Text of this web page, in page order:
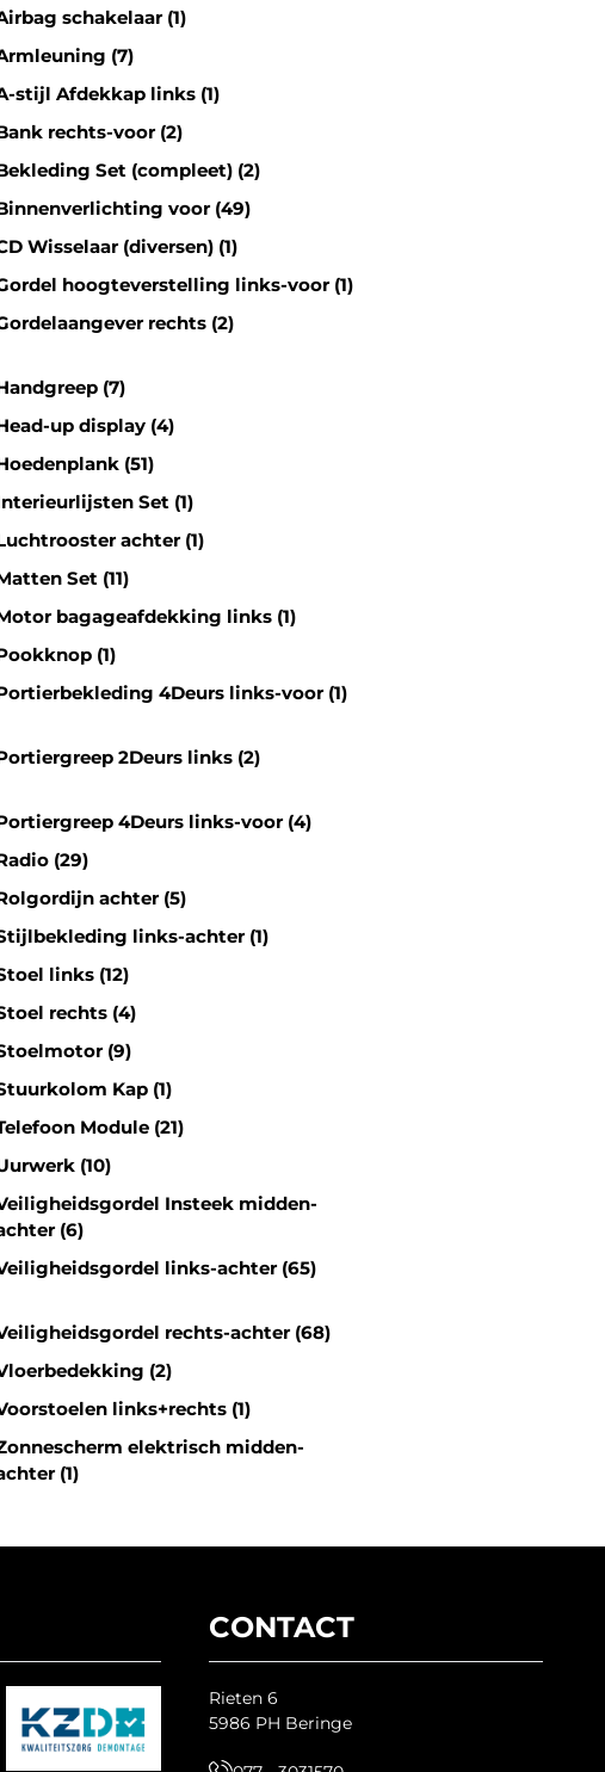
schakelaar (1)
(7)
stijl Afdekkap links (1)
rechts-voor (2)
Set (compleet) (2)
voor (49)
Wisselaar (diversen) (1)
hoogteverstelling links-voor (1)
rechts (2)
(7)
up display (4)
(51)
Set (1)
achter (1)
Set (11)
bagageafdekking links (1)
(1)
4Deurs links-voor (1)
2Deurs links (2)
4Deurs links-voor (4)
(29)
achter (5)
links-achter (1)
links (12)
rechts (4)
(9)
Kap (1)
Module (21)
(10)
Insteek midden-
(6)
links-achter (65)
rechts-achter (68)
(2)
links+rechts (1)
elektrisch midden-
(1)
CONTACT
Rieten 6
5986 PH Beringe